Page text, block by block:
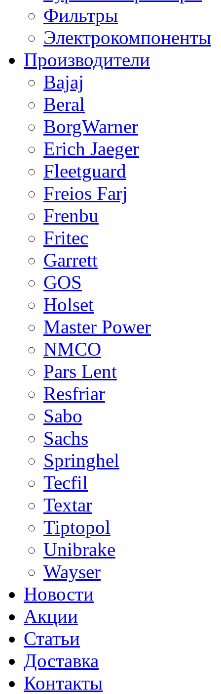
Фильтры
Электрокомпоненты
Производители
Bajaj
Beral
BorgWarner
Erich Jaeger
Fleetguard
Freios Farj
Frenbu
Fritec
Garrett
GOS
Holset
Master Power
NMCO
Pars Lent
Resfriar
Sabo
Sachs
Springhel
Tecfil
Textar
Tiptopol
Unibrake
Wayser
Новости
Акции
Статьи
Доставка
Контакты